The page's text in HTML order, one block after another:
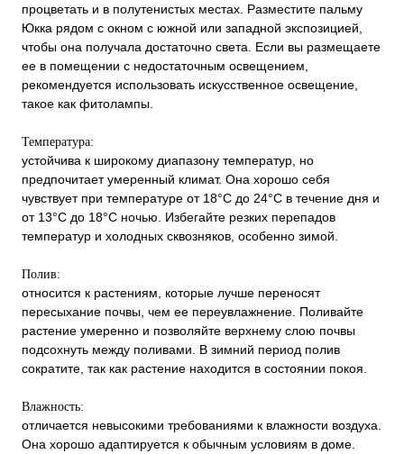
процветать и в полутенистых местах. Разместите пальму
Юкка рядом с окном с южной или западной экспозицией,
чтобы она получала достаточно света. Если вы размещаете
ее в помещении с недостаточным освещением,
рекомендуется использовать искусственное освещение,
такое как фитолампы.
Температура:
устойчива к широкому диапазону температур, но
предпочитает умеренный климат. Она хорошо себя
чувствует при температуре от 18°C до 24°C в течение дня и
от 13°C до 18°C ночью. Избегайте резких перепадов
температур и холодных сквозняков, особенно зимой.
Полив:
относится к растениям, которые лучше переносят
пересыхание почвы, чем ее переувлажнение. Поливайте
растение умеренно и позволяйте верхнему слою почвы
подсохнуть между поливами. В зимний период полив
сократите, так как растение находится в состоянии покоя.
Влажность:
отличается невысокими требованиями к влажности воздуха.
Она хорошо адаптируется к обычным условиям в доме.